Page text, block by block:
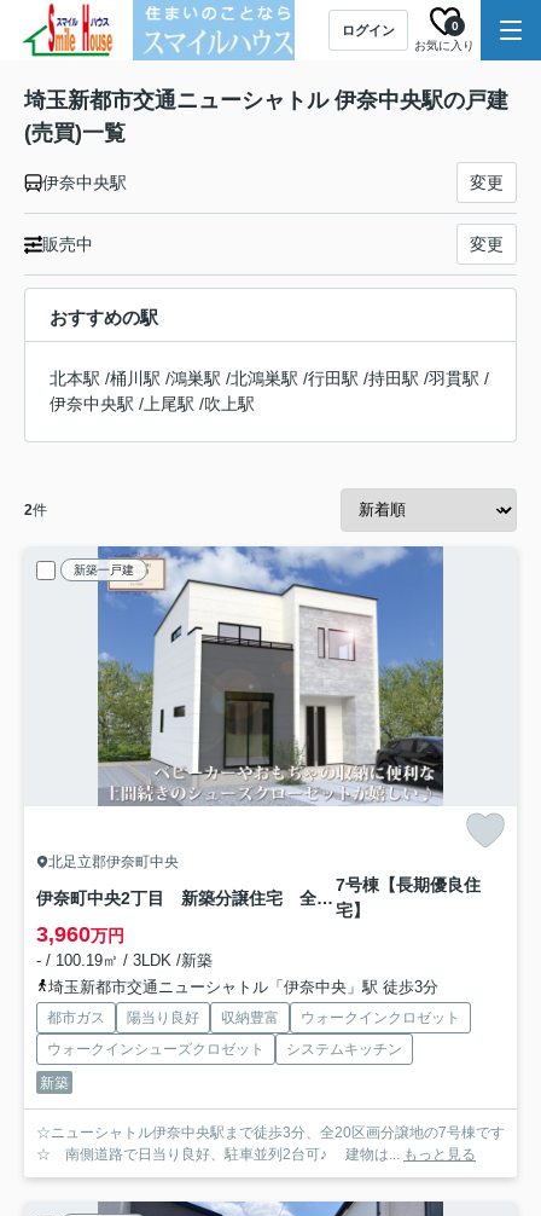
ログイン
お気に入り
0
埼玉新都市交通ニューシャトル 伊奈中央駅の戸建
(売買)一覧
伊奈中央駅 変更
販売中 変更
おすすめの駅
北本駅 /桶川駅 /鴻巣駅 /北鴻巣駅 /行田駅 /持田駅 /羽貫駅 /
伊奈中央駅 / 上尾駅 /吹上駅
2件
新築一戸建
北足立郡伊奈町中央
伊奈町中央2丁目 新築分譲住宅 全20棟
7号棟【長期優良住
宅】
3,960万円
- / 100.19㎡ / 3LDK /新築
埼玉新都市交通ニューシャトル「伊奈中央」駅 徒歩3分
都市ガス 陽当り良好 収納豊富
ウォークインクロゼット
ウォークインシューズクロゼット
システムキッチン
新築
☆ニューシャトル伊奈中央駅まで徒歩3分、全20区画分譲地の7号棟です
☆ 南側道路で日当り良好、駐車並列2台可♪ 建物は... もっと見る